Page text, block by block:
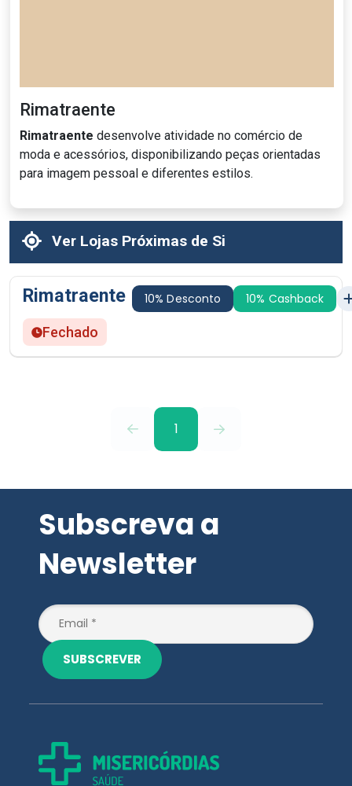
Rimatraente
Rimatraente desenvolve atividade no comércio de
moda e acessórios, disponibilizando peças orientadas
para imagem pessoal e diferentes estilos.
Ver Lojas Próximas de Si
Rimatraente 10% Desconto 10% Cashback
Fechado
1
Subscreva a
Newsletter
SUBSCREVER